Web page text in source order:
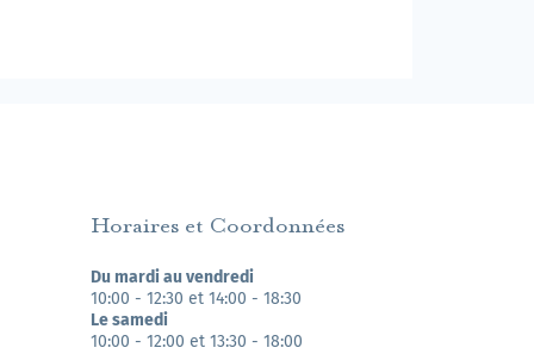
Horaires et Coordonnées
Du mardi au vendredi
10:00 - 12:30 et 14:00 - 18:30
Le samedi
10:00 - 12:00 et 13:30 - 18:00